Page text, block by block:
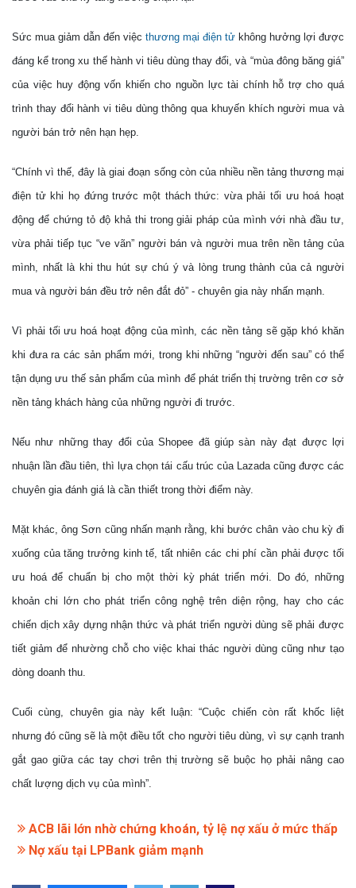
Sức mua giảm dẫn đến việc thương mại điện tử không hưởng lợi được
đáng kể trong xu thế hành vi tiêu dùng thay đổi, và “mùa đông băng giá”
của việc huy động vốn khiến cho nguồn lực tài chính hỗ trợ cho quá
trình thay đổi hành vi tiêu dùng thông qua khuyến khích người mua và
người bán trở nên hạn hẹp.
“Chính vì thế, đây là giai đoạn sống còn của nhiều nền tảng thương mại
điện tử khi họ đứng trước một thách thức: vừa phải tối ưu hoá hoạt
động để chứng tỏ độ khả thi trong giải pháp của mình với nhà đầu tư,
vừa phải tiếp tục “ve vãn” người bán và người mua trên nền tảng của
mình, nhất là khi thu hút sự chú ý và lòng trung thành của cả người
mua và người bán đều trở nên đắt đỏ” - chuyên gia này nhấn mạnh.
Vì phải tối ưu hoá hoạt động của mình, các nền tảng sẽ gặp khó khăn
khi đưa ra các sản phẩm mới, trong khi những “người đến sau” có thể
tận dụng ưu thế sản phẩm của mình để phát triển thị trường trên cơ sở
nền tảng khách hàng của những người đi trước.
Nếu như những thay đổi của Shopee đã giúp sàn này đạt được lợi
nhuận lần đầu tiên, thì lựa chọn tái cấu trúc của Lazada cũng được các
chuyên gia đánh giá là cần thiết trong thời điểm này.
Mặt khác, ông Sơn cũng nhấn mạnh rằng, khi bước chân vào chu kỳ đi
xuống của tăng trưởng kinh tế, tất nhiên các chi phí cần phải được tối
ưu hoá để chuẩn bị cho một thời kỳ phát triển mới. Do đó, những
khoản chi lớn cho phát triển công nghệ trên diện rộng, hay cho các
chiến dịch xây dựng nhận thức và phát triển người dùng sẽ phải được
tiết giảm để nhường chỗ cho việc khai thác người dùng cũng như tạo
dòng doanh thu.
Cuối cùng, chuyên gia này kết luận: “Cuộc chiến còn rất khốc liệt
nhưng đó cũng sẽ là một điều tốt cho người tiêu dùng, vì sự cạnh tranh
gắt gao giữa các tay chơi trên thị trường sẽ buộc họ phải nâng cao
chất lượng dịch vụ của mình”.
ACB lãi lớn nhờ chứng khoán, tỷ lệ nợ xấu ở mức thấp
Nợ xấu tại LPBank giảm mạnh